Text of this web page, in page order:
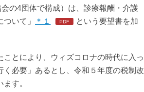
の4団体で構成）は、診療報酬・介護
いて」
＊１ という要望書を加
とにより、ウィズコロナの時代に入っ
必要」あるとし、令和５年度の税制改
す。